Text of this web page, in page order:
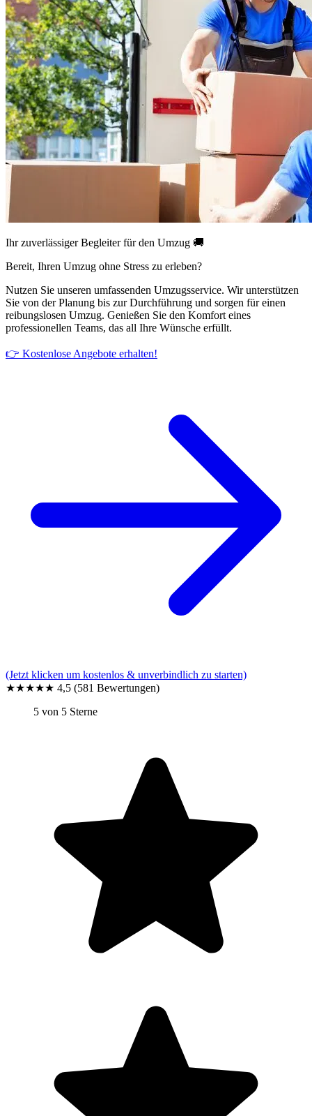
Ihr zuverlässiger Begleiter für den Umzug 🚚
Bereit, Ihren Umzug ohne Stress zu erleben?
Nutzen Sie unseren umfassenden Umzugsservice. Wir unterstützen
Sie von der Planung bis zur Durchführung und sorgen für einen
reibungslosen Umzug. Genießen Sie den Komfort eines
professionellen Teams, das all Ihre Wünsche erfüllt.
👉 Kostenlose Angebote erhalten!
(Jetzt klicken um kostenlos & unverbindlich zu starten)
★★★★★ 4,5 (581 Bewertungen)
5 von 5 Sterne